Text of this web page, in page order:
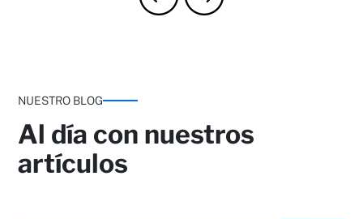
NUESTRO BLOG
Al día con nuestros
artículos